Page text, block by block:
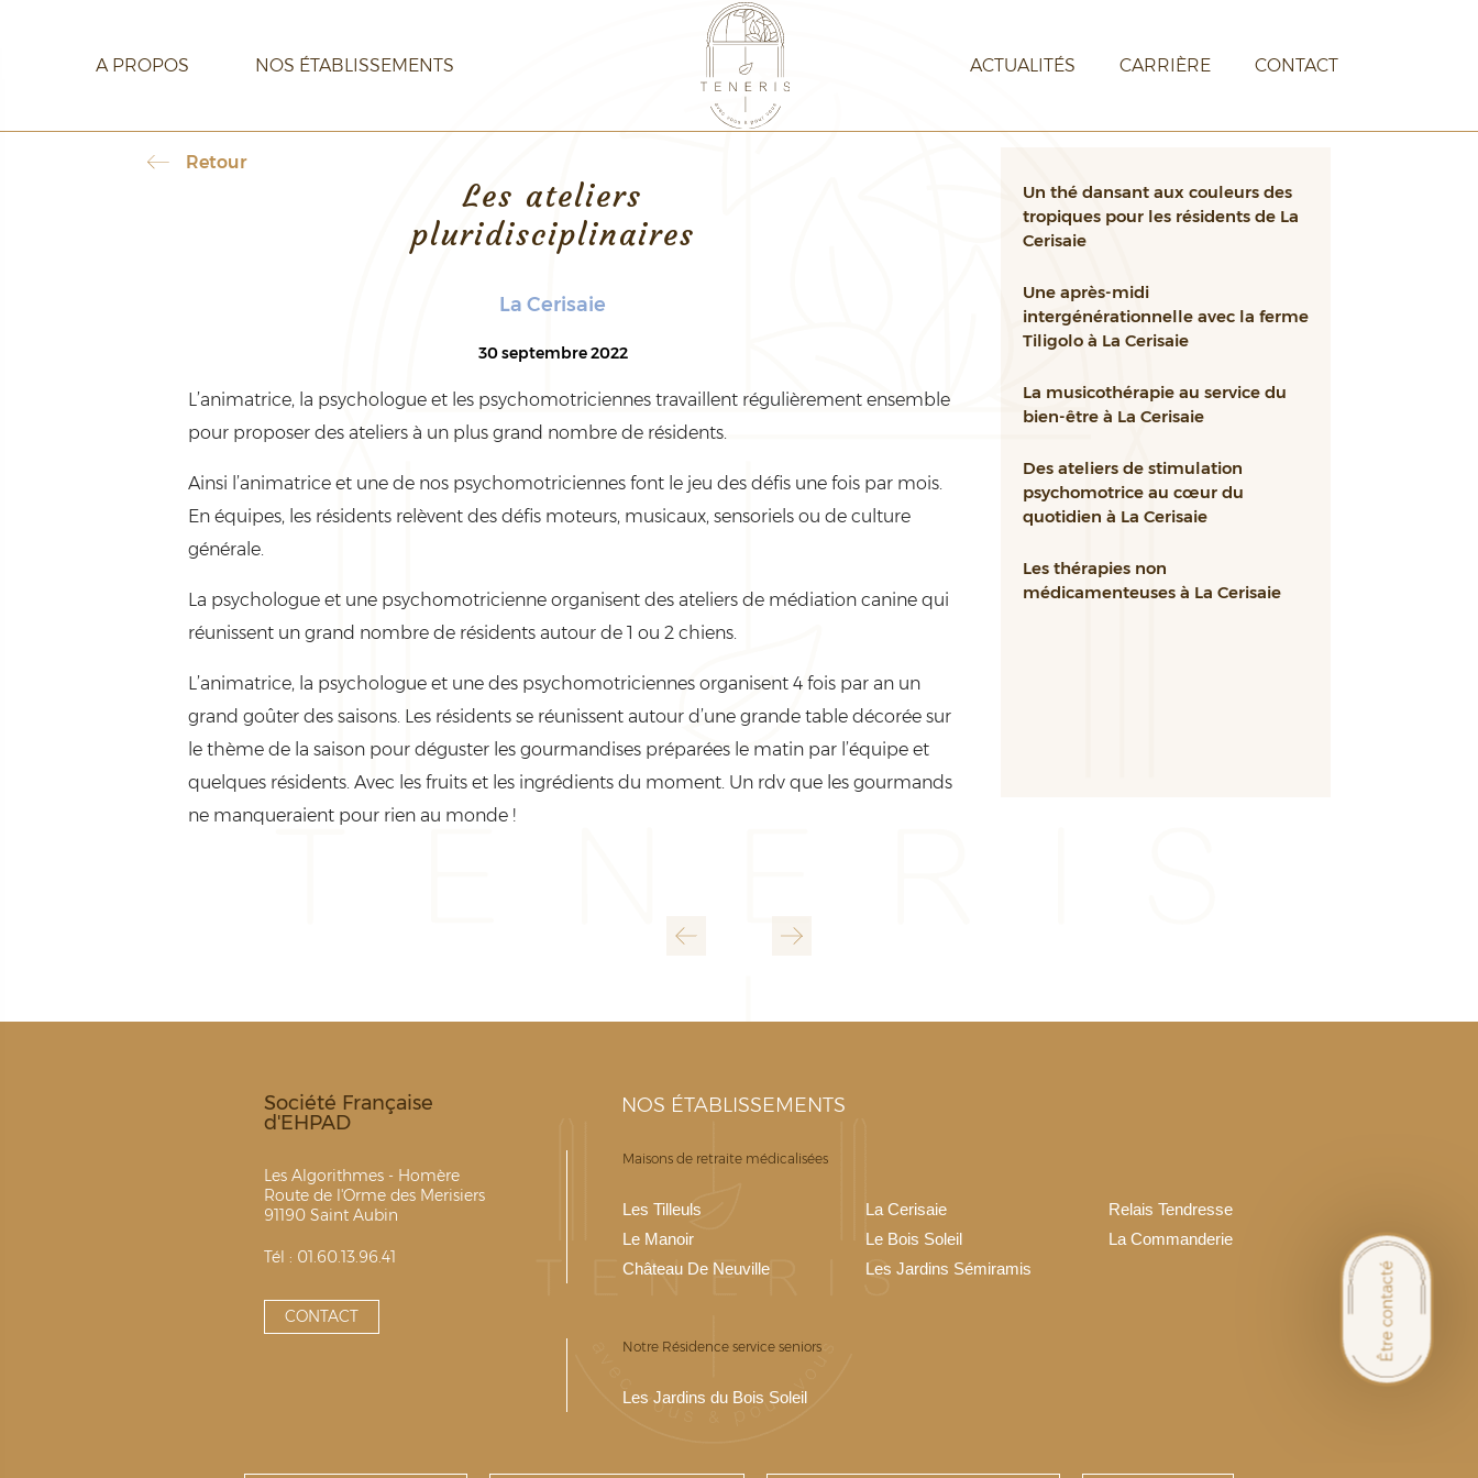
A PROPOS NOS ÉTABLISSEMENTS ACTUALITÉS CARRIÈRE CONTACT
Retour
Les ateliers
pluridisciplinaires
La Cerisaie
30 septembre 2022
L’animatrice, la psychologue et les psychomotriciennes travaillent régulièrement ensemble
pour proposer des ateliers à un plus grand nombre de résidents.
Ainsi l’animatrice et une de nos psychomotriciennes font le jeu des défis une fois par mois.
En équipes, les résidents relèvent des défis moteurs, musicaux, sensoriels ou de culture
générale.
La psychologue et une psychomotricienne organisent des ateliers de médiation canine qui
réunissent un grand nombre de résidents autour de 1 ou 2 chiens.
L’animatrice, la psychologue et une des psychomotriciennes organisent 4 fois par an un
grand goûter des saisons. Les résidents se réunissent autour d’une grande table décorée sur
le thème de la saison pour déguster les gourmandises préparées le matin par l’équipe et
quelques résidents. Avec les fruits et les ingrédients du moment. Un rdv que les gourmands
ne manqueraient pour rien au monde !
Un thé dansant aux couleurs des
tropiques pour les résidents de La
Cerisaie
Une après-midi
intergénérationnelle avec la ferme
Tiligolo à La Cerisaie
La musicothérapie au service du
bien-être à La Cerisaie
Des ateliers de stimulation
psychomotrice au cœur du
quotidien à La Cerisaie
Les thérapies non
médicamenteuses à La Cerisaie
Société Française
d'EHPAD
Les Algorithmes - Homère
Route de l'Orme des Merisiers
91190 Saint Aubin
Tél : 01.60.13.96.41
CONTACT
NOS ÉTABLISSEMENTS
Maisons de retraite médicalisées
Les Tilleuls La Cerisaie
Relais Tendresse
Le Manoir
Le Bois Soleil
La Commanderie
Château De Neuville
Les Jardins Sémiramis
Notre Résidence service seniors
Les Jardins du Bois Soleil